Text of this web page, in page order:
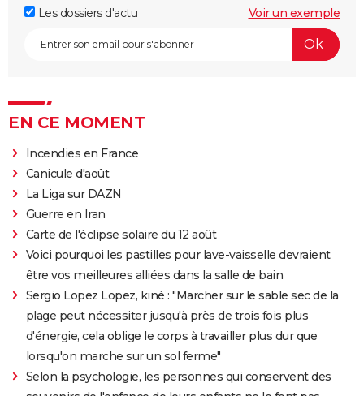
Les dossiers d'actu
Voir un exemple
EN CE MOMENT
Incendies en France
Canicule d'août
La Liga sur DAZN
Guerre en Iran
Carte de l'éclipse solaire du 12 août
Voici pourquoi les pastilles pour lave-vaisselle devraient
être vos meilleures alliées dans la salle de bain
Sergio Lopez Lopez, kiné : "Marcher sur le sable sec de la
plage peut nécessiter jusqu'à près de trois fois plus
d'énergie, cela oblige le corps à travailler plus dur que
lorsqu'on marche sur un sol ferme"
Selon la psychologie, les personnes qui conservent des